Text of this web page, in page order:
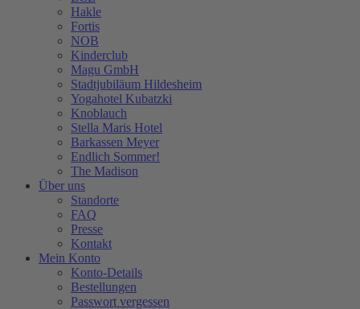
Hakle
Fortis
NOB
Kinderclub
Magu GmbH
Stadtjubiläum Hildesheim
Yogahotel Kubatzki
Knoblauch
Stella Maris Hotel
Barkassen Meyer
Endlich Sommer!
The Madison
Über uns
Standorte
FAQ
Presse
Kontakt
Mein Konto
Konto-Details
Bestellungen
Passwort vergessen